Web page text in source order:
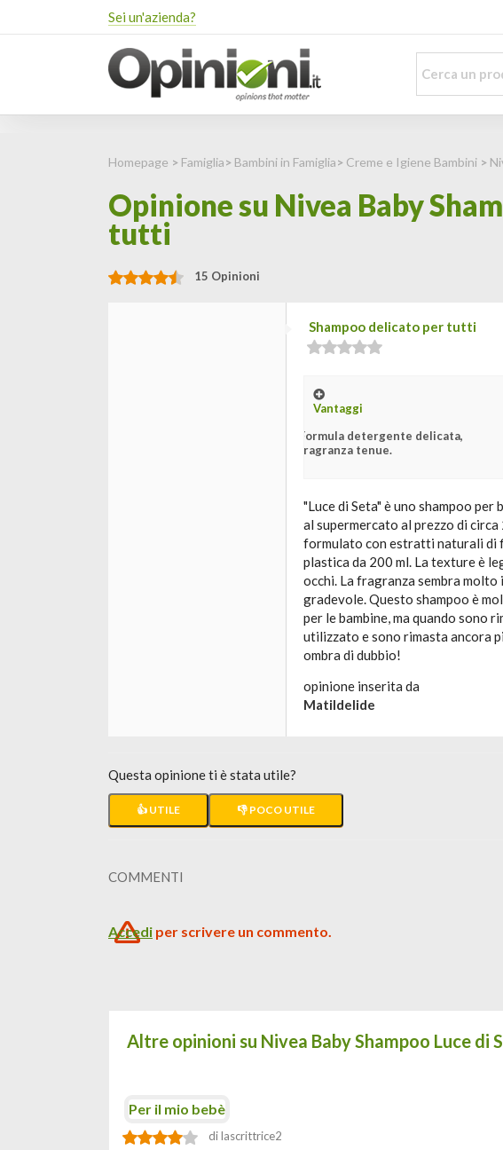
Sei un'azienda?
Homepage > Famiglia> Bambini in Famiglia> Creme e Igiene Bambini >
Opinione su Nivea Baby
tutti
15 Opinioni
Shampoo delicato per tutti
Vantaggi
Formula detergente delicata,
fragranza tenue.
"Luce di Seta" è uno shampoo
al supermercato al prezzo di
formulato con estratti naturali di
plastica da 200 ml. La texture è
occhi. La fragranza sembra
gradevole. Questo shampoo è
per le bambine, ma quando sono
utilizzato e sono rimasta ancora
ombra di dubbio!
opinione inserita da
Matildelide
Questa opinione ti è stata utile?
👍 UTILE 👎 POCO UTILE
COMMENTI
Accedi per scrivere un commento.
Altre opinioni su Nivea Baby Shampoo Luce di
Per il mio bebè
di lascrittrice2